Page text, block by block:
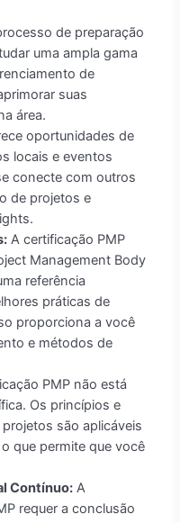
de preparação
uma ampla gama
de
suas
área.
oportunidades de
locais e eventos
conecte com outros
de projetos e
A certificação PMP
Management Body
referência
práticas de
proporciona a você
e métodos de
PMP não está
Os princípios e
são aplicáveis
que permite que você
Contínuo: A
requer a conclusão